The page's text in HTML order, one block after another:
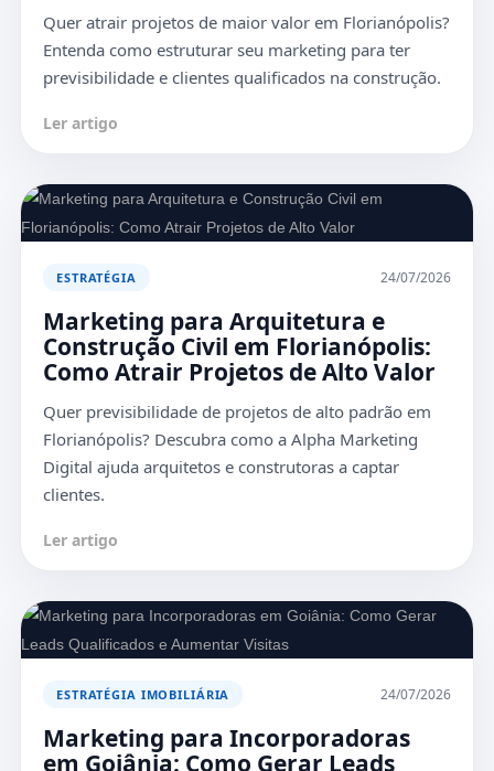
Quer atrair projetos de maior valor em Florianópolis?
Entenda como estruturar seu marketing para ter
previsibilidade e clientes qualificados na construção.
Ler artigo
ESTRATÉGIA 24/07/2026
Marketing para Arquitetura e
Construção Civil em Florianópolis:
Como Atrair Projetos de Alto Valor
Quer previsibilidade de projetos de alto padrão em
Florianópolis? Descubra como a Alpha Marketing
Digital ajuda arquitetos e construtoras a captar
clientes.
Ler artigo
ESTRATÉGIA IMOBILIÁRIA 24/07/2026
Marketing para Incorporadoras
em Goiânia: Como Gerar Leads